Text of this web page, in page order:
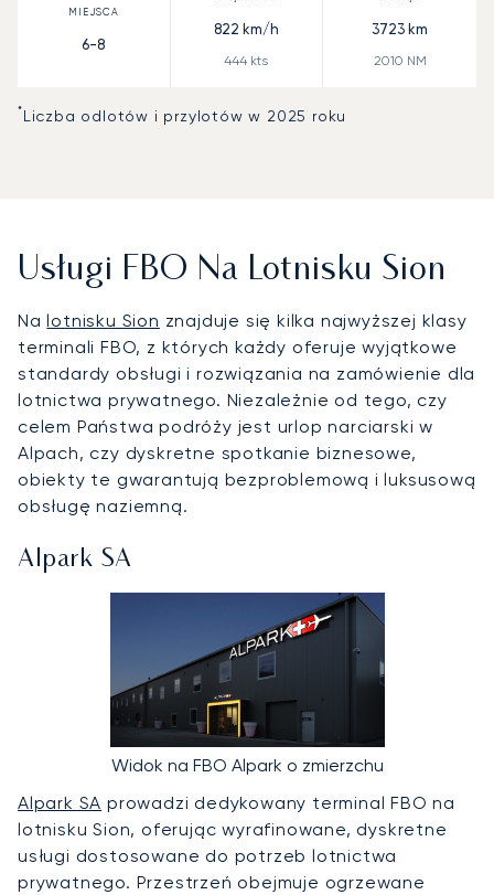
6-8
822 km/h
444 kts
3723 km
2010 NM
*Liczba odlotów i przylotów w 2025 roku
Usługi FBO Na Lotnisku Sion
Nalotnisku Sion znajduje się kilka najwyższej klasy
terminali FBO, z których każdy oferuje wyjątkowe
standardy obsługi i rozwiązania na zamówienie dla
lotnictwa prywatnego. Niezależnie od tego, czy
celem Państwa podróży jest urlop narciarski w
Alpach, czy dyskretne spotkanie biznesowe,
obiekty te gwarantują bezproblemową i luksusową
obsługę naziemną.
Alpark SA
Widok na FBO Alpark o zmierzchu
Alpark SA prowadzi dedykowany terminal FBO na
lotnisku Sion, oferując wyrafinowane, dyskretne
usługi dostosowane do potrzeb lotnictwa
prywatnego. Przestrzeń obejmuje ogrzewane